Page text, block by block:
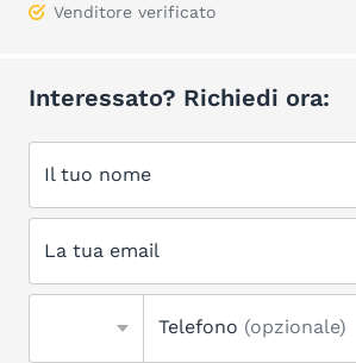
Venditore verificato
Interessato? Richiedi ora:
Il tuo nome
La tua email
Telefono (opzionale)